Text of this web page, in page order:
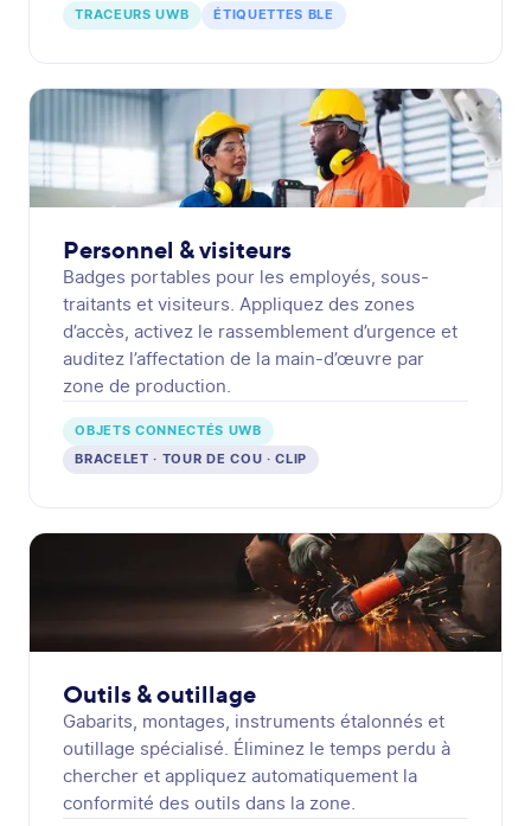
TRACEURS UWB ÉTIQUETTES BLE
Personnel & visiteurs
Badges portables pour les employés, sous-
traitants et visiteurs. Appliquez des zones
d’accès, activez le rassemblement d’urgence et
auditez l’affectation de la main-d’œuvre par
zone de production.
OBJETS CONNECTÉS UWB
BRACELET · TOUR DE COU · CLIP
Outils & outillage
Gabarits, montages, instruments étalonnés et
outillage spécialisé. Éliminez le temps perdu à
chercher et appliquez automatiquement la
conformité des outils dans la zone.